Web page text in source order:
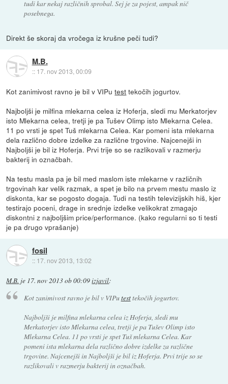
tudi kar nekaj različnih sprobal. Sej je za pojest, ampak nič
posebnega.
Direkt še skoraj da vročega iz krušne peči tudi?
M.B.
:: 17. nov 2013, 00:09
Kot zanimivost ravno je bil v VIPutest tekočih jogurtov.
Najboljši je milfina mlekarna celea iz Hoferja, sledi mu Merkatorjev
isto Mlekarna celea, tretji je pa Tušev Olimp isto Mlekarna Celea.
11 po vrsti je spet Tuš mlekarna Celea. Kar pomeni ista mlekarna
dela različno dobre izdelke za različne trgovine. Najcenejši in
Najboljši je bil iz Hoferja. Prvi trije so se razlikovali v razmerju
bakterij in označbah.
Na testu masla pa je bil med maslom iste mlekarne v različnih
trgovinah kar velik razmak, a spet je bilo na prvem mestu maslo iz
diskonta, kar se pogosto dogaja. Tudi na testih televizijskih hiš, kjer
testirajo poceni, drage in srednje izdelke velikokrat zmagajo
diskontni z najboljšim price/performance. (kako regularni so ti testi
je pa drugo vprašanje)
fosil
:: 17. nov 2013, 13:02
M.B. je 17. nov 2013 ob 00:09izjavil:
Kot zanimivost ravno je bil v VIPutesttekočih jogurtov.
Najboljši je milfina mlekarna celea iz Hoferja, sledi mu
Merkatorjev isto Mlekarna celea, tretji je pa Tušev Olimp isto
Mlekarna Celea. 11 po vrsti je spet Tuš mlekarna Celea. Kar
pomeni ista mlekarna dela različno dobre izdelke za različne
trgovine. Najcenejši in Najboljši je bil iz Hoferja. Prvi trije so se
razlikovali v razmerju bakterij in označbah.